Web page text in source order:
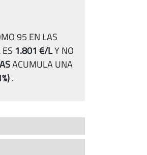
95 EN LAS
1.801 €/LY NO
ACUMULA UNA
.